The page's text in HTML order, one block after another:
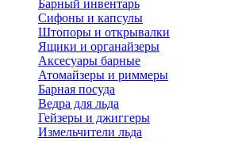
Барный инвентарь
Сифоны и капсулы
Штопоры и открывалки
Ящики и органайзеры
Аксесуары барные
Атомайзеры и риммеры
Барная посуда
Ведра для льда
Гейзеры и джиггеры
Измельчители льда